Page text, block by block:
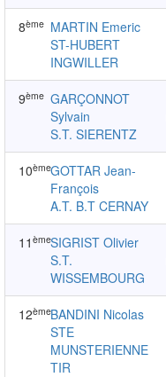
8ème MARTIN Emeric
ST-HUBERT
INGWILLER
9ème GARÇONNOT
Sylvain
S.T. SIERENTZ
10èmeGOTTAR Jean-
François
A.T. B.T CERNAY
11 èmeSIGRIST Olivier
S.T.
WISSEMBOURG
12èmeBANDINI Nicolas
STE
MUNSTERIENNE
TIR